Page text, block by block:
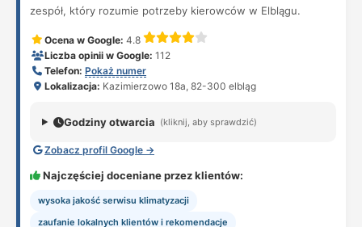
zespół, który rozumie potrzeby kierowców w Elblągu.
Ocena w Google: 4.8
Liczba opinii w Google: 112
Telefon: Pokaż numer
Lokalizacja: Kazimierzowo 18a, 82-300 elbląg
Godziny otwarcia (kliknij, aby sprawdzić)
Zobacz profil Google →
Najczęściej doceniane przez klientów:
wysoka jakość serwisu klimatyzacji
zaufanie lokalnych klientów i rekomendacje